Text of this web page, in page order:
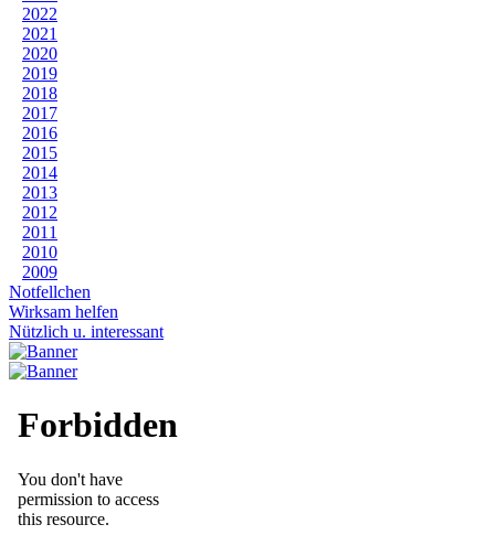
2022
2021
2020
2019
2018
2017
2016
2015
2014
2013
2012
2011
2010
2009
Notfellchen
Wirksam helfen
Nützlich u. interessant